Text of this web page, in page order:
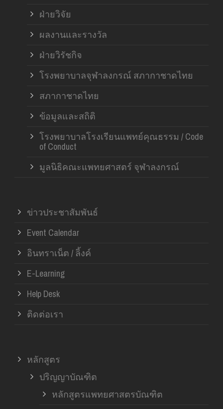
ฝ่ายวิจัย
ผลงานและรางวัล
ฝ่ายวิรัชกิจ
โรงพยาบาลจุฬาลงกรณ์ สภากาชาดไทย
สภากาชาดไทย
ข้อมูลและสถิติ
โรงพยาบาลโรงเรียนแพทย์คุณธรรม / Code
of Conduct
มูลนิธิคณะแพทยศาสตร์ จุฬาลงกรณ์
ข่าวประชาสัมพันธ์
Event Calendar
อินทราเน็ต / ลิ้งค์
E-Learning
Help Desk
ติดต่อเรา
หลักสูตร
ปริญญาบัณฑิต
หลักสูตรแพทยศาสตรบัณฑิต